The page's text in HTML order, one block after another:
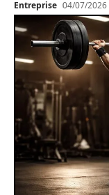
Entreprise 04/07/2026